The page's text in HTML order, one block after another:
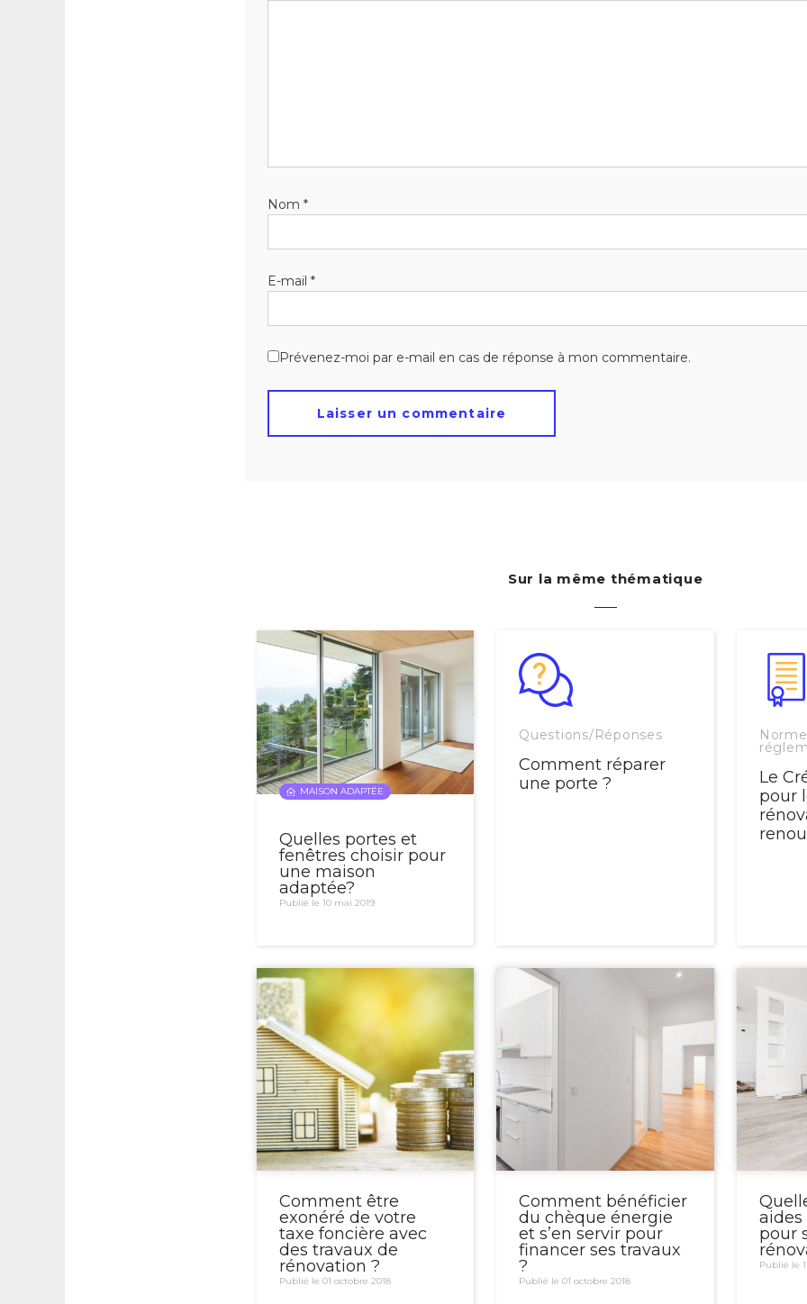
Nom *
E-mail *
Prévenez-moi par e-mail en cas de réponse à mon commentaire.
Sur la même thématique
MAISON ADAPTÉE
Quelles portes et
fenêtres choisir pour
une maison
adaptée?
Publié le 10 mai 2019
Questions/Réponses
Comment réparer
une porte ?
Le
pour
Comment être
exonéré de votre
taxe foncière avec
des travaux de
rénovation ?
Publié le 01 octobre 2018
Comment bénéficier
du chèque énergie
et s’en servir pour
financer ses travaux
?
Publié le 01 octobre 2018
aides
pour
Publié le